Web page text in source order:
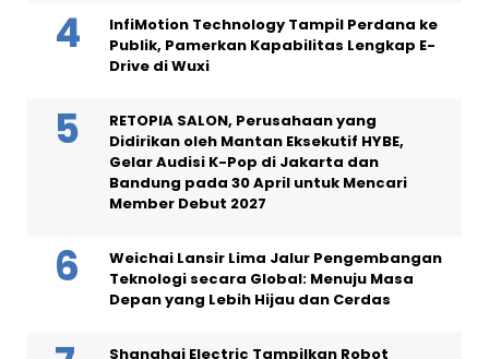
InfiMotion Technology Tampil Perdana ke
Publik, Pamerkan Kapabilitas Lengkap E-
Drive di Wuxi
RETOPIA SALON, Perusahaan yang
Didirikan oleh Mantan Eksekutif HYBE,
Gelar Audisi K-Pop di Jakarta dan
Bandung pada 30 April untuk Mencari
Member Debut 2027
Weichai Lansir Lima Jalur Pengembangan
Teknologi secara Global: Menuju Masa
Depan yang Lebih Hijau dan Cerdas
Shanghai Electric Tampilkan Robot